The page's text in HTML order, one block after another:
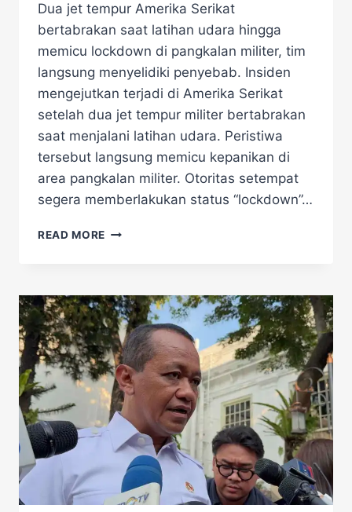
Dua jet tempur Amerika Serikat
bertabrakan saat latihan udara hingga
memicu lockdown di pangkalan militer, tim
langsung menyelidiki penyebab. Insiden
mengejutkan terjadi di Amerika Serikat
setelah dua jet tempur militer bertabrakan
saat menjalani latihan udara. Peristiwa
tersebut langsung memicu kepanikan di
area pangkalan militer. Otoritas setempat
segera memberlakukan status “lockdown”…
READ MORE HEBOH!
AS
TABRAKAN
DI
LANGIT,
PANGKALAN
MILITER
DITUTUP
TOTAL